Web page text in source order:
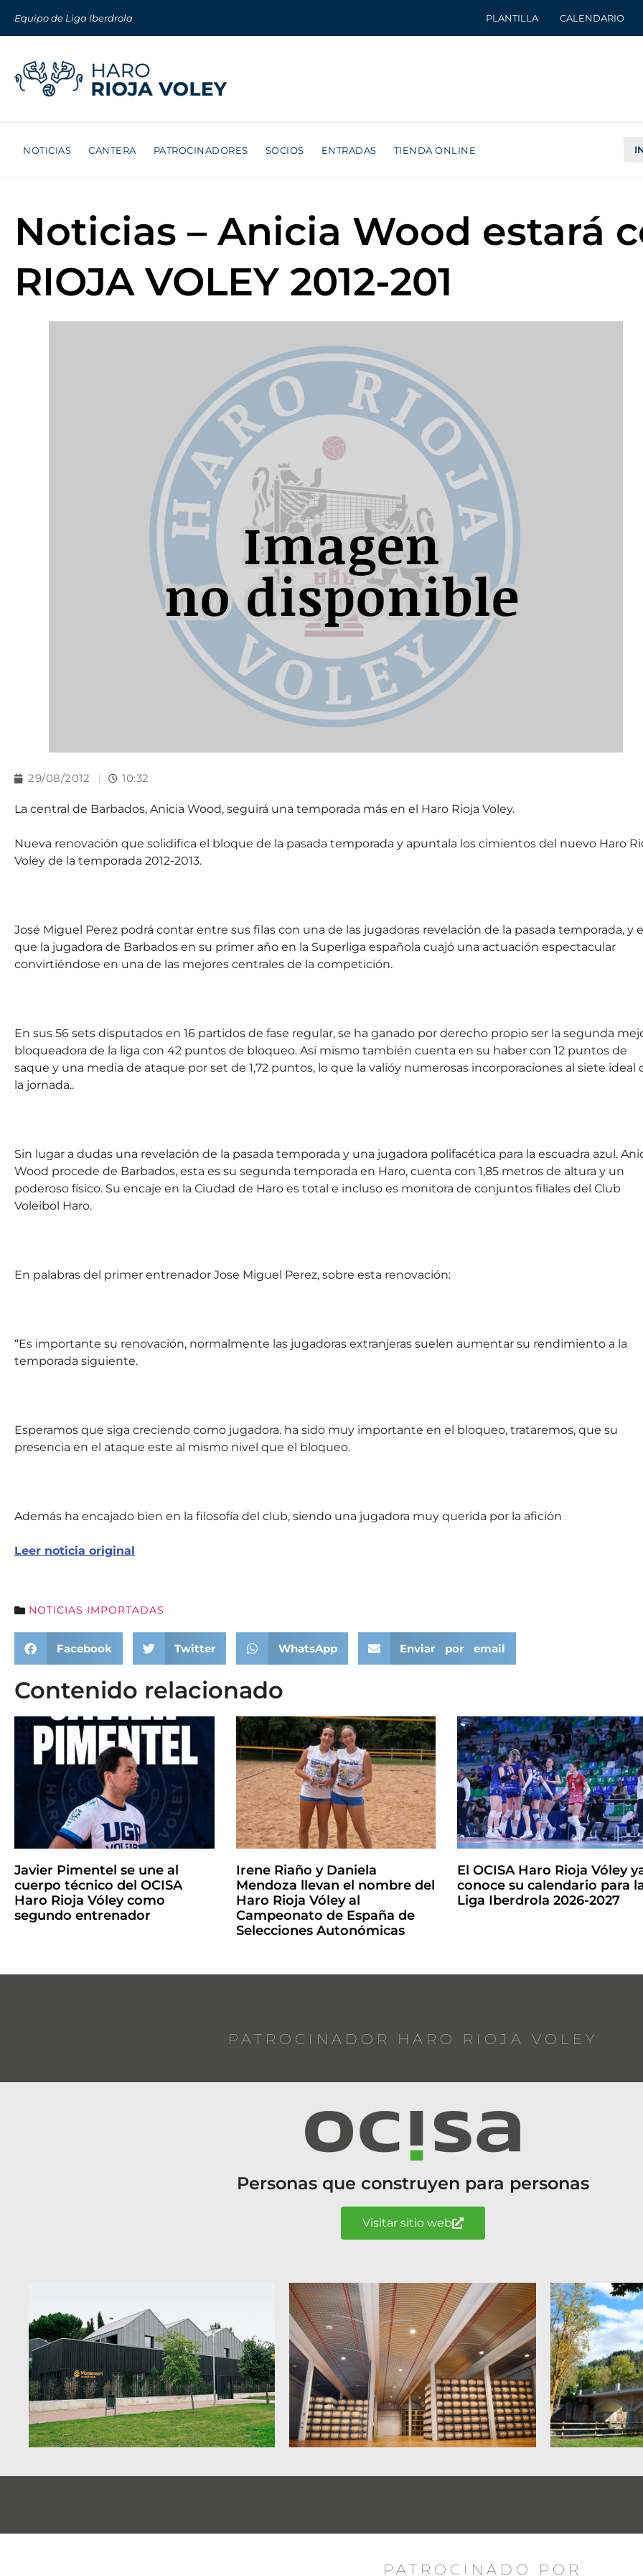
Equipo de Liga Iberdrola PLANTILLA CALENDARIO
NOTICIAS CANTERA PATROCINADORES SOCIOS ENTRADAS TIENDA ONLINE
Noticias – Anicia Wood estará
RIOJA VOLEY 2012-201
29/08/2012 10:32
La central de Barbados, Anicia Wood, seguirá una temporada más en el Haro Rioja Voley.
Nueva renovación que solidifica el bloque de la pasada temporada y apuntala los cimientos del nuevo Haro
Voley de la temporada 2012-2013.
José Miguel Perez podrá contar entre sus filas con una de las jugadoras revelación de la pasada temporada, y
que la jugadora de Barbados en su primer año en la Superliga española cuajó una actuación espectacular
convirtiéndose en una de las mejores centrales de la competición.
En sus 56 sets disputados en 16 partidos de fase regular, se ha ganado por derecho propio ser la segunda
bloqueadora de la liga con 42 puntos de bloqueo. Así mismo también cuenta en su haber con 12 puntos de
saque y una media de ataque por set de 1,72 puntos, lo que la valióy numerosas incorporaciones al siete ideal
la jornada..
Sin lugar a dudas una revelación de la pasada temporada y una jugadora polifacética para la escuadra azul.
Wood procede de Barbados, esta es su segunda temporada en Haro, cuenta con 1,85 metros de altura y un
poderoso físico. Su encaje en la Ciudad de Haro es total e incluso es monitora de conjuntos filiales del Club
Voleibol Haro.
En palabras del primer entrenador Jose Miguel Perez, sobre esta renovación:
“Es importante su renovación, normalmente las jugadoras extranjeras suelen aumentar su rendimiento a la
temporada siguiente.
Esperamos que siga creciendo como jugadora. ha sido muy importante en el bloqueo, trataremos, que su
presencia en el ataque este al mismo nivel que el bloqueo.
Además ha encajado bien en la filosofía del club, siendo una jugadora muy querida por la afición
Leer noticia original
NOTICIAS IMPORTADAS
Facebook Twitter WhatsApp Enviar por email
Contenido relacionado
Javier Pimentel se une al
cuerpo técnico del OCISA
Haro Rioja Vóley como
segundo entrenador
Irene Riaño y Daniela
Mendoza llevan el nombre del
Haro Rioja Vóley al
Campeonato de España de
Selecciones Autonómicas
El OCISA Haro Rioja Vóley
conoce su calendario para
Liga Iberdrola 2026-2027
PATROCINADOR HARO RIOJA VOLEY
Personas que construyen para personas
Visitar sitio web
PATROCINADO POR